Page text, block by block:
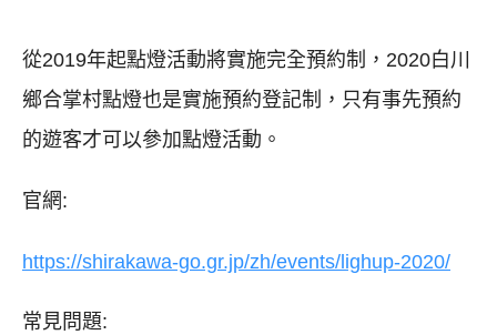
從2019年起點燈活動將實施完全預約制，2020白川
鄉合掌村點燈也是實施預約登記制，只有事先預約
的遊客才可以參加點燈活動。
官網:
https://shirakawa-go.gr.jp/zh/events/lighup-2020/
常見問題: